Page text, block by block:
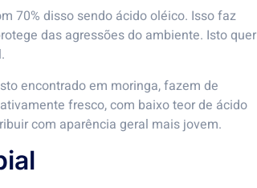
70% disso sendo ácido oléico. Isso faz
das agressões do ambiente. Isto quer
encontrado em moringa, fazem de
fresco, com baixo teor de ácido
com aparência geral mais jovem.